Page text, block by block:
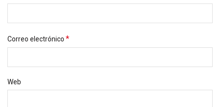
Correo electrónico *
Web